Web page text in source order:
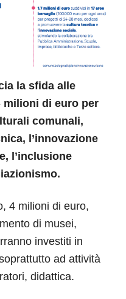
la sfida alle
milioni di euro per
comunali,
l’innovazione
l’inclusione
4 milioni di euro,
di musei,
investiti in
ad attività
didattica.